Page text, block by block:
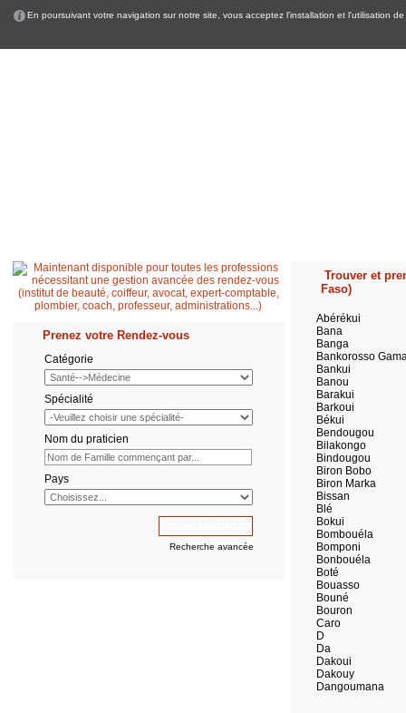
En poursuivant votre navigation sur notre site, vous acceptez l'installation et l'utilisation
Prenez votre Rendez-vous
Catégorie
Spécialité
Nom du praticien
Pays
Recherche avancée
Trouver et
Faso)
Abérékui
Bana
Banga
Bankorosso
Bankui
Banou
Barakui
Barkoui
Békui
Bendougou
Bilakongo
Bindougou
Biron Bobo
Biron Marka
Bissan
Blé
Bokui
Bombouéla
Bomponi
Bonbouéla
Boté
Bouasso
Bouné
Bouron
Caro
D
Da
Dakoui
Dakouy
Dangoumana